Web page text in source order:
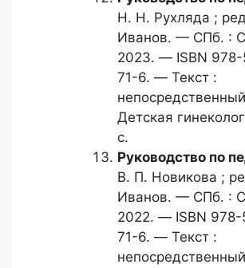
Н. Н. Рухляда ;
Иванов. — СПб. :
2023. — ISBN
71-6. — Текст :
Детская
с.
Руководство по
В. П. Новикова ;
Иванов. — СПб. :
2022. — ISBN
71-6. — Текст :